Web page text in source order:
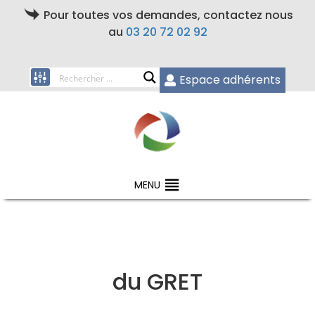
Pour toutes vos demandes, contactez nous
au 03 20 72 02 92
Espace adhérents
MENU
du GRET